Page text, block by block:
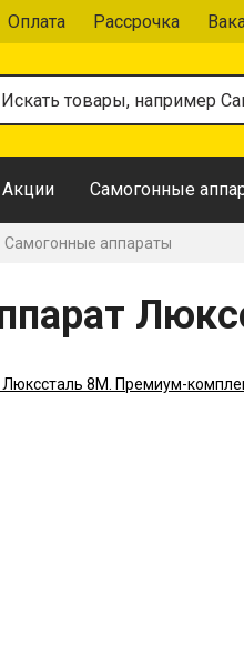
Оплата Рассрочка
Акции Самогонные
Самогонные аппараты